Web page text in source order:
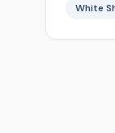
White